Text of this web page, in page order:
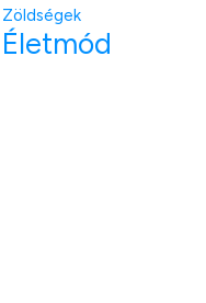
Zöldségek
Életmód